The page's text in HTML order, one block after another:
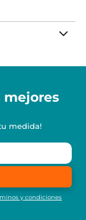
mejores
medida!
y condiciones